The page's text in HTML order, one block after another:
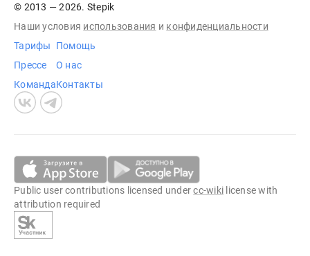
© 2013 — 2026. Stepik
Наши условия использования и конфиденциальности
Тарифы
Прессе
Команда
Помощь
О нас
Контакты
Public user contributions licensed undercc-wiki license with
attribution required